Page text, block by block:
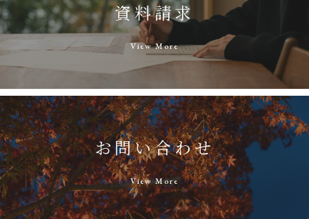
資料請求
View More
お問い合わせ
View More